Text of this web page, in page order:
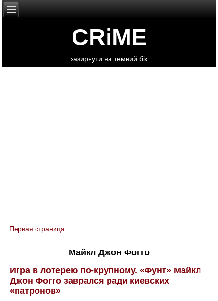
CRiME
зазирнути на темний бік
You are here
Первая страница
Майкл Джон Фогго
Игра в лотерею по-крупному. «Фунт» Майкл
Джон Фогго заврался ради киевских
«патронов»